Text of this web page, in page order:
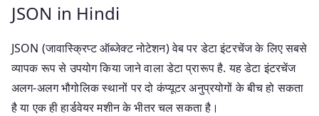
JSON in Hindi
JSON (जावास्क्रिप्ट ऑब्जेक्ट नोटेशन) वेब पर डेटा इंटरचेंज के लिए सबसे
व्यापक रूप से उपयोग किया जाने वाला डेटा प्रारूप है. यह डेटा इंटरचेंज
अलग-अलग भौगोलिक स्थानों पर दो कंप्यूटर अनुप्रयोगों के बीच हो सकता
है या एक ही हार्डवेयर मशीन के भीतर चल सकता है।